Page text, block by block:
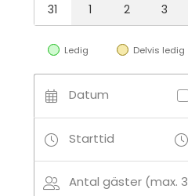
31
1 2 3
Ledig Delvis ledig
Datum
Starttid
Antal gäster (max.